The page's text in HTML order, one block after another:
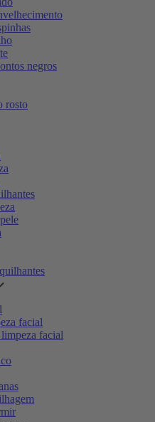
negros
rosto
facial
facial